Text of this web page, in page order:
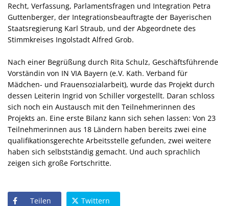
Recht, Verfassung, Parlamentsfragen und Integration Petra
Guttenberger, der Integrationsbeauftragte der Bayerischen
Staatsregierung Karl Straub, und der Abgeordnete des
Stimmkreises Ingolstadt Alfred Grob.
Nach einer Begrüßung durch Rita Schulz, Geschäftsführende
Vorständin von IN VIA Bayern (e.V. Kath. Verband für
Mädchen- und Frauensozialarbeit), wurde das Projekt durch
dessen Leiterin Ingrid von Schiller vorgestellt. Daran schloss
sich noch ein Austausch mit den Teilnehmerinnen des
Projekts an. Eine erste Bilanz kann sich sehen lassen: Von 23
Teilnehmerinnen aus 18 Ländern haben bereits zwei eine
qualifikationsgerechte Arbeitsstelle gefunden, zwei weitere
haben sich selbstständig gemacht. Und auch sprachlich
zeigen sich große Fortschritte.
Teilen Twittern